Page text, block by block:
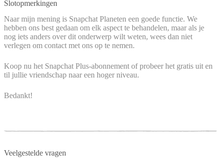
Slotopmerkingen
Naar mijn mening is Snapchat Planeten een goede functie. We
hebben ons best gedaan om elk aspect te behandelen, maar als je
nog iets anders over dit onderwerp wilt weten, wees dan niet
verlegen om contact met ons op te nemen.
Koop nu het Snapchat Plus-abonnement of probeer het gratis uit en
til jullie vriendschap naar een hoger niveau.
Bedankt!
Veelgestelde vragen